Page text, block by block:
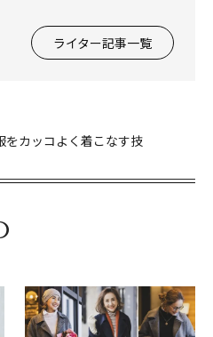
ライター記事一覧
をカッコよく着こなす技